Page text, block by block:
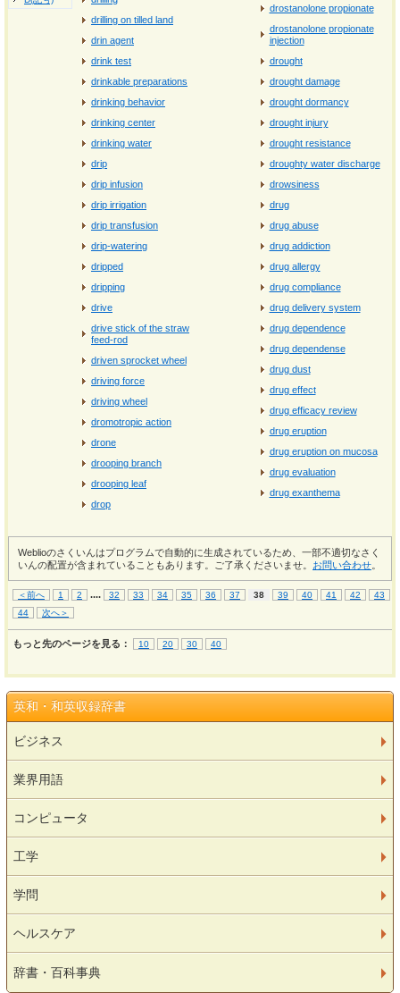
drilling on tilled land
drin agent
drink test
drinkable preparations
drinking behavior
drinking center
drinking water
drip
drip infusion
drip irrigation
drip transfusion
drip-watering
dripped
dripping
drive
drive stick of the straw
feed-rod
driven sprocket wheel
driving force
driving wheel
dromotropic action
drone
drooping branch
drooping leaf
drop
drostanolone propionate
drostanolone propionate
injection
drought
drought damage
drought dormancy
drought injury
drought resistance
droughty water discharge
drowsiness
drug
drug abuse
drug addiction
drug allergy
drug compliance
drug delivery system
drug dependence
drug dependense
drug dust
drug effect
drug efficacy review
drug eruption
drug eruption on mucosa
drug evaluation
drug exanthema
Weblioのさくいんはプログラムで自動的に生成されているため、一部不適切なさく
いんの配置が含まれていることもあります。ご了承くださいませ。 お問い合わせ
＜前へ 1 2 .... 32 33 34 35 36 37 38 39 40 41 42
43
44
次へ＞
もっと先のページを見る： 10 20 30 40
英和・和英収録辞書
ビジネス
業界用語
コンピュータ
工学
学問
ヘルスケア
辞書・百科事典